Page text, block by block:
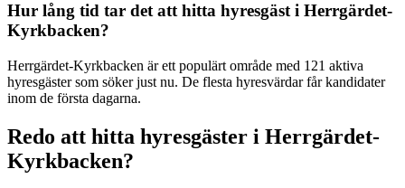
Hur lång tid tar det att hitta hyresgäst i Herrgärdet-
Kyrkbacken?
Herrgärdet-Kyrkbacken är ett populärt område med 121 aktiva
hyresgäster som söker just nu. De flesta hyresvärdar får kandidater
inom de första dagarna.
Redo att hitta hyresgäster i Herrgärdet-
Kyrkbacken?